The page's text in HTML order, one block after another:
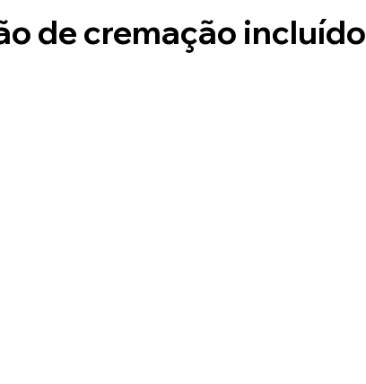
de cremação incluído